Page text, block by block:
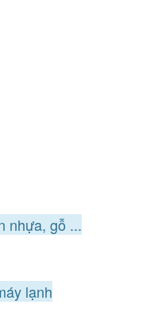
nhựa, gỗ ...
lạnh